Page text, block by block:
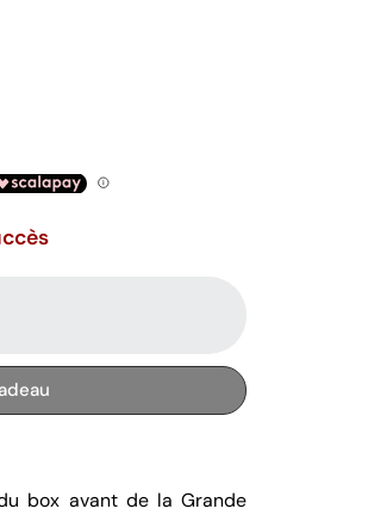
box avant de la Grande